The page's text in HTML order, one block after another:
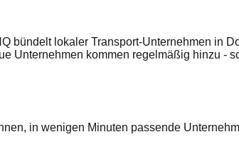
bündelt lokaler Transport-Unternehmen in
Unternehmen kommen regelmäßig hinzu -
in wenigen Minuten passende